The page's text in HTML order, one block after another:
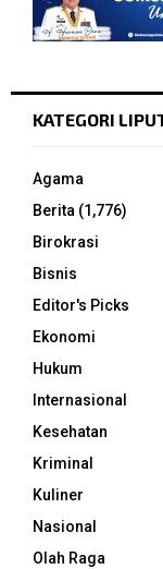
KATEGORI
Agama
Berita (1,776)
Birokrasi
Bisnis
Editor's Picks
Ekonomi
Hukum
Internasional
Kesehatan
Kriminal
Kuliner
Nasional
Olah Raga